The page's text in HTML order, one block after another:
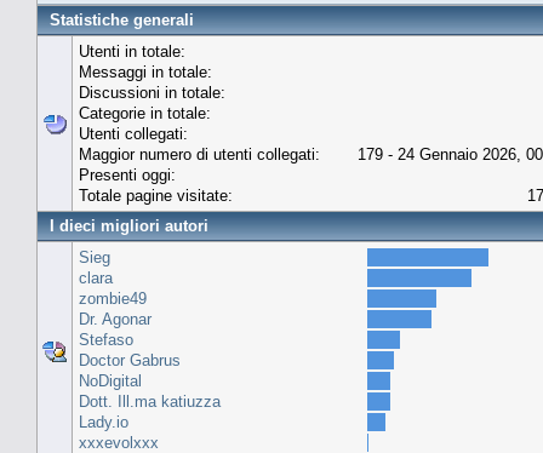
Statistiche generali
Utenti in totale:
Messaggi in totale:
Discussioni in totale:
Categorie in totale:
Utenti collegati:
Maggior numero di utenti collegati:
179 - 24 Gennaio 2026,
Presenti oggi:
Totale pagine visitate:
I dieci migliori autori
Sieg
clara
zombie49
Dr. Agonar
Stefaso
Doctor Gabrus
NoDigital
Dott. Ill.ma katiuzza
Lady.io
xxxevolxxx